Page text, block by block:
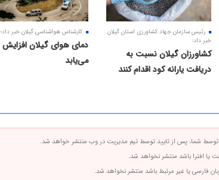
رئیس سازمان جهاد کشاورزی استان گیلان
خبر داد:
کشاورزان گیلان نسبت به
دریافت یارانه کود اقدام کنند
کارشناس هواشناسی گیلان خبر داد؛
دمای هوای گیلان افزایش
می‌یابد
توسط شما، پس از تایید توسط تیم مدیریت در وب منتشر خواهد شد.
یا افترا باشد منتشر نخواهد شد.
فارسی یا غیر مرتبط باشد منتشر نخواهد شد.